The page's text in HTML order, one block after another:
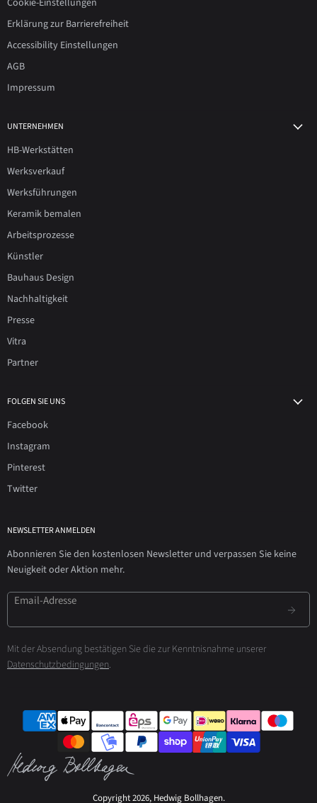
Cookie-Einstellungen
Erklärung zur Barrierefreiheit
Accessibility Einstellungen
AGB
Impressum
UNTERNEHMEN
HB-Werkstätten
Werksverkauf
Werksführungen
Keramik bemalen
Arbeitsprozesse
Künstler
Bauhaus Design
Nachhaltigkeit
Presse
Vitra
Partner
FOLGEN SIE UNS
Facebook
Instagram
Pinterest
Twitter
NEWSLETTER ANMELDEN
Abonnieren Sie den kostenlosen Newsletter und verpassen Sie keine
Neuigkeit oder Aktion mehr.
Email-Adresse
Mit der Absendung bestätigen Sie die zur Kenntnisnahme unserer
Datenschutzbedingungen.
Copyright 2026, Hedwig Bollhagen.